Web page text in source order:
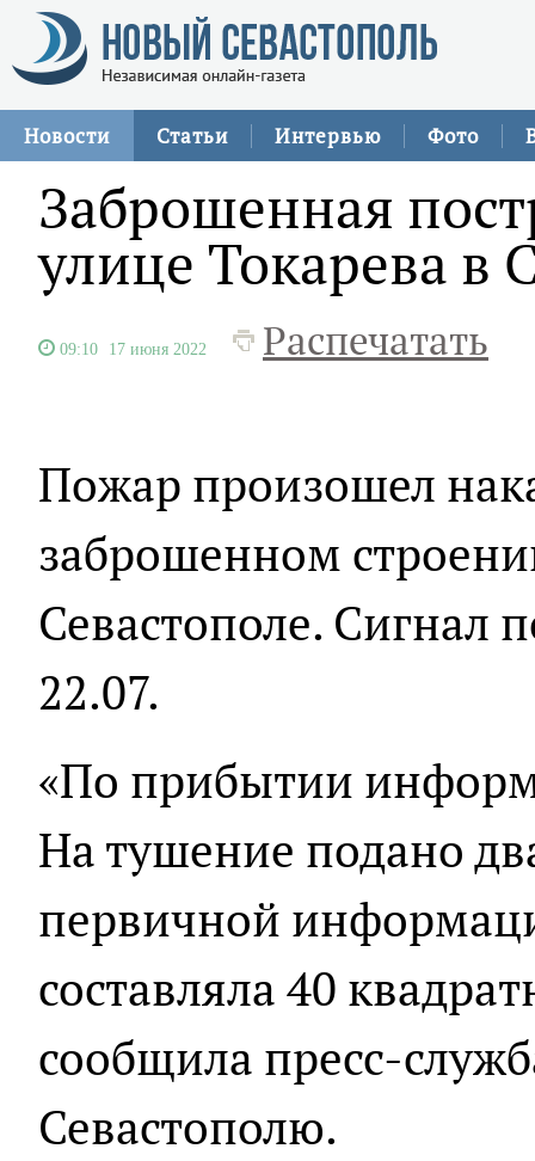
Новости Статьи Интервью Фото
Заброшенная
улице Токарева в
09:10 17 июня 2022 Распечатать
Пожар произошел
заброшенном
Севастополе. Сигнал
22.07.
«По прибытии
На тушение подано
первичной
составляла 40
сообщила пресс-
Севастополю.